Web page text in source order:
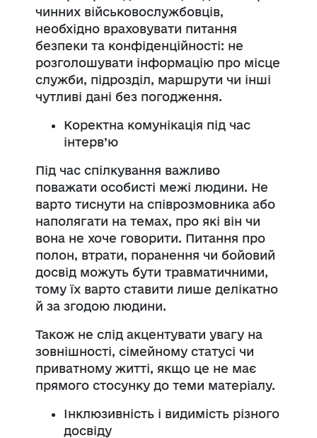
чинних військовослужбовців,
необхідно враховувати питання
безпеки та конфіденційності: не
розголошувати інформацію про місце
служби, підрозділ, маршрути чи інші
чутливі дані без погодження.
Коректна комунікація під час
інтерв’ю
Під час спілкування важливо
поважати особисті межі людини. Не
варто тиснути на співрозмовника або
наполягати на темах, про які він чи
вона не хоче говорити. Питання про
полон, втрати, поранення чи бойовий
досвід можуть бути травматичними,
тому їх варто ставити лише делікатно
й за згодою людини.
Також не слід акцентувати увагу на
зовнішності, сімейному статусі чи
приватному житті, якщо це не має
прямого стосунку до теми матеріалу.
Інклюзивність і видимість різного
досвіду